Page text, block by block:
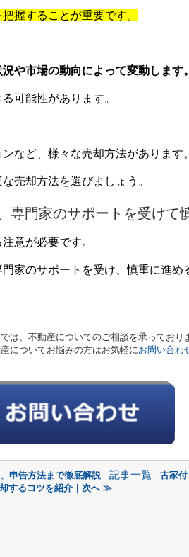
握することが重要です。
や市場の動向によって変動します。
可能性があります。
など、様々な売却方法があります。
売却方法を選びましょう。
専門家のサポートを受けて
意が必要です。
家のサポートを受け、慎重に進め
は、不動産についてのご相談を承っており
についてお悩みの方はお気軽にお問い合わ
申告方法まで徹底解説 記事一覧
古家
却するコツを紹介｜次へ ≫